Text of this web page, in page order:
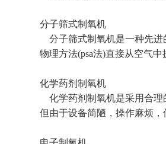
分子筛式制氧机
分子筛式制氧机是一种先进
物理方法(psa法)直接从空气
化学药剂制氧机
化学药剂制氧机是采用合理
但由于设备简陋，操作麻烦